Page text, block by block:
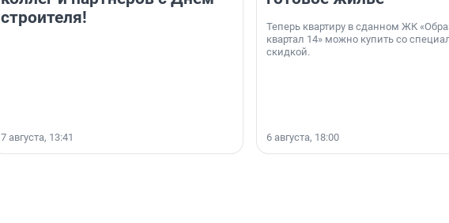
строителя!
7 августа, 13:41
Теперь квартиру в сданном ЖК
квартал 14» можно купить со
скидкой.
6 августа, 18:00